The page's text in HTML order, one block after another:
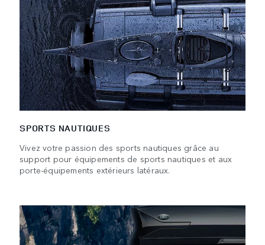
SPORTS NAUTIQUES
Vivez votre passion des sports nautiques grâce au
support pour équipements de sports nautiques et aux
porte-équipements extérieurs latéraux.